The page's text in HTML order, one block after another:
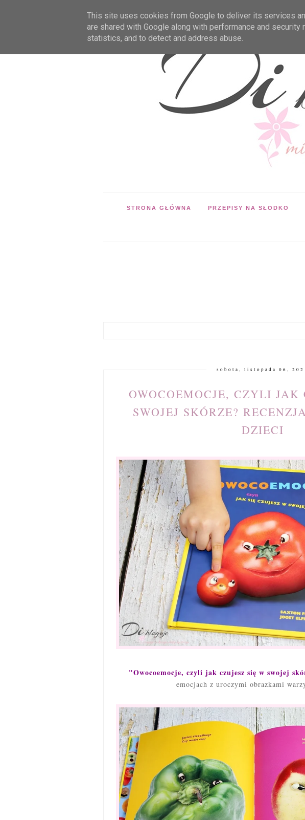
STRONA GŁÓWNA PRZEPISY NA SŁODKO
sobota, listopada 06,
OWOCOEMOCJE, CZYLI JAK
SWOJEJ SKÓRZE?
DZIECI
"Owocoemocje, czyli jak czujesz się w swojej
emocjach z uroczymi obrazkami
This site uses cookies from Google to deliver its services
are shared with Google along with performance and
statistics, and to detect and address abuse.